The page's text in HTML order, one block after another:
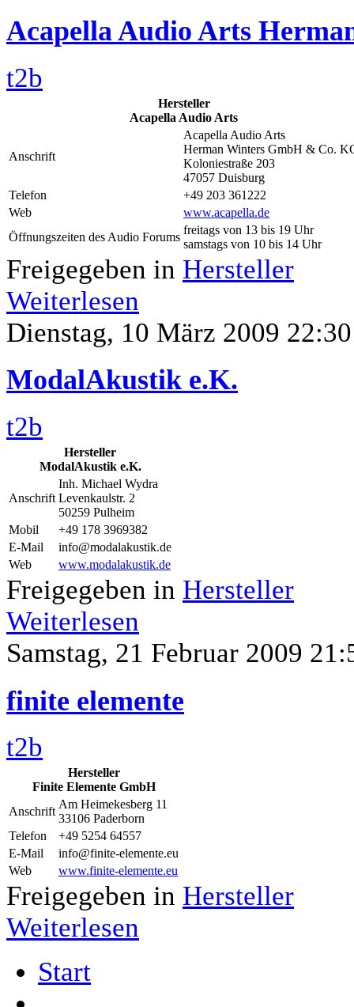
Acapella Audio Arts
t2b
Hersteller
Acapella Audio Arts
Anschrift
Acapella Audio Arts
Herman Winters GmbH & Co.
Koloniestraße 203
47057 Duisburg
Telefon
+49 203 361222
Web
www.acapella.de
Öffnungszeiten des Audio Forums
freitags von 13 bis 19 Uhr
samstags von 10 bis 14 Uhr
Freigegeben in Hersteller
Weiterlesen
Dienstag, 10 März 2009 22:30
ModalAkustik e.K.
t2b
Hersteller
ModalAkustik e.K.
Anschrift
Inh. Michael Wydra
Levenkaulstr. 2
50259 Pulheim
Mobil
+49 178 3969382
E-Mail
info@modalakustik.de
Web
www.modalakustik.de
Freigegeben in Hersteller
Weiterlesen
Samstag, 21 Februar 2009
finite elemente
t2b
Hersteller
Finite Elemente GmbH
Anschrift
Am Heimekesberg 11
33106 Paderborn
Telefon
+49 5254 64557
E-Mail
info@finite-elemente.eu
Web
www.finite-elemente.eu
Freigegeben in Hersteller
Weiterlesen
Start